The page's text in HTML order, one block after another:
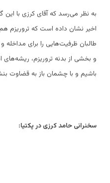
به نظر می‌رسد که آقای کرزی با
اخیر نشان داده است که تروریزم
طالبان ظرفیت‌هایی را برای
و بخشی از بدنه تروریزم،
باشیم و با چشمان باز به قضاوت
سخنرانی حامد کرزی در پکتیا: